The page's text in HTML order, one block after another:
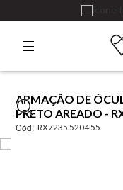
ARMAÇÃO DE
PRETO AREADO -
Cód: RX7235 5204 55